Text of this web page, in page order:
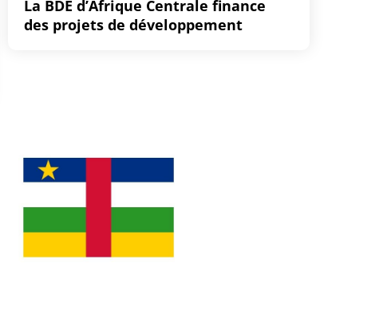
La BDE d’Afrique Centrale finance
des projets de développement